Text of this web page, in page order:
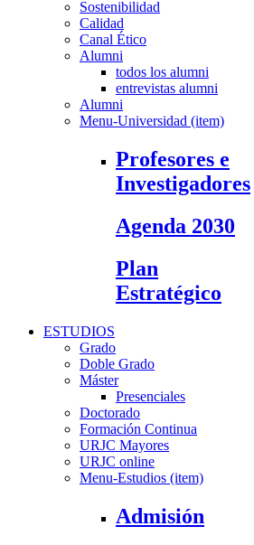
Sostenibilidad
Calidad
Canal Ético
Alumni
todos los alumni
entrevistas alumni
Alumni
Menu-Universidad (item)
Profesores e
Investigadores
Agenda 2030
Plan
Estratégico
ESTUDIOS
Grado
Doble Grado
Máster
Presenciales
Doctorado
Formación Continua
URJC Mayores
URJC online
Menu-Estudios (item)
Admisión